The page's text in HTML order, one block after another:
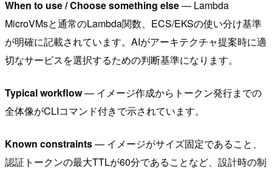
When to use / Choose something else— Lambda
MicroVMsと通常のLambda関数、ECS/EKSの使い分け基準
が明確に記載されています。AIがアーキテクチャ提案時に適
切なサービスを選択するための判断基準になります。
Typical workflow— イメージ作成からトークン発行までの
全体像がCLIコマンド付きで示されています。
Known constraints— イメージがサイズ固定であること、
認証トークンの最大TTLが60分であることなど、設計時の制